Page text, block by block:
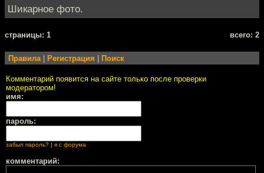
Шикарное фото.
cтраницы: 1 всего: 2
Правила Регистрация Поиск
Комментарий появится на сайте только после проверки
модератором!
имя:
пароль:
забыл пароль? | я с форума
комментарий: